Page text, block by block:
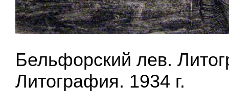
Бельфорский лев.
Литография. 1934 г.